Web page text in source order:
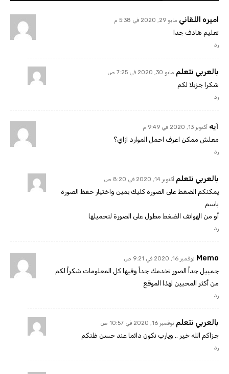
اميره اللقاني مايو 29, 2020 في 5:38 م
تعليم هادف جدا
رد
بالعربي نتعلم مايو 30, 2020 في 7:25 ص
شكرا جزيلا لكم
رد
آيه أكتوبر 13, 2020 في 9:49 م
معلش ممكن اعرف احمل الموارد ازاي؟
رد
بالعربي نتعلم أكتوبر 14, 2020 في 8:20 ص
يمكنكم الضغط على الصورة كليك يمين واختيار حفظ الصورة
باسم
أو من الهواتف الضغط مطول على الصورة لتحميلها
رد
Memo نوفمبر 16, 2020 في 9:21 ص
جمييل جداً الصور تخدمك جداً وفيها كل المعلومات شكراً لكم
من أكثر المحبين لهذا الموقع
رد
بالعربي نتعلم نوفمبر 16, 2020 في 10:57 ص
جزاكم الله خير .. ويارب نكون دائما عند حسن ظنكم
رد